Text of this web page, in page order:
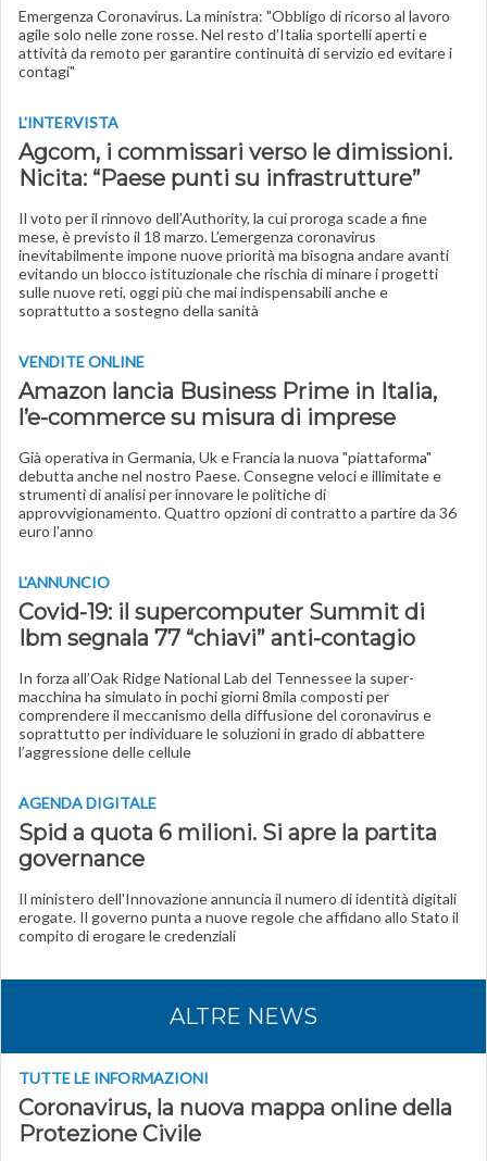
Emergenza Coronavirus. La ministra: "Obbligo di ricorso al lavoro
agile solo nelle zone rosse. Nel resto d'Italia sportelli aperti e
attività da remoto per garantire continuità di servizio ed evitare i
contagi"
L'INTERVISTA
Agcom, i commissari verso le dimissioni.
Nicita: “Paese punti su infrastrutture”
Il voto per il rinnovo dell’Authority, la cui proroga scade a fine
mese, è previsto il 18 marzo. L’emergenza coronavirus
inevitabilmente impone nuove priorità ma bisogna andare avanti
evitando un blocco istituzionale che rischia di minare i progetti
sulle nuove reti, oggi più che mai indispensabili anche e
soprattutto a sostegno della sanità
VENDITE ONLINE
Amazon lancia Business Prime in Italia,
l’e-commerce su misura di imprese
Già operativa in Germania, Uk e Francia la nuova "piattaforma"
debutta anche nel nostro Paese. Consegne veloci e illimitate e
strumenti di analisi per innovare le politiche di
approvvigionamento. Quattro opzioni di contratto a partire da 36
euro l'anno
L'ANNUNCIO
Covid-19: il supercomputer Summit di
Ibm segnala 77 “chiavi” anti-contagio
In forza all’Oak Ridge National Lab del Tennessee la super-
macchina ha simulato in pochi giorni 8mila composti per
comprendere il meccanismo della diffusione del coronavirus e
soprattutto per individuare le soluzioni in grado di abbattere
l’aggressione delle cellule
AGENDA DIGITALE
Spid a quota 6 milioni. Si apre la partita
governance
Il ministero dell'Innovazione annuncia il numero di identità digitali
erogate. Il governo punta a nuove regole che affidano allo Stato il
compito di erogare le credenziali
ALTRE NEWS
TUTTE LE INFORMAZIONI
Coronavirus, la nuova mappa online della
Protezione Civile